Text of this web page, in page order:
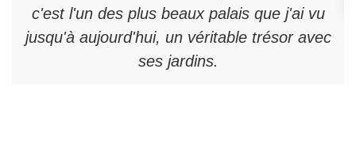
c'est l'un des plus beaux palais que j'ai vu
jusqu'à aujourd'hui, un véritable trésor avec
ses jardins.